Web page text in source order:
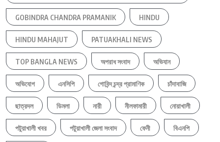
GOBINDRA CHANDRA PRAMANIK HINDU
HINDU MAHAJUT PATUAKHALI NEWS
TOP BANGLA NEWS অপরাধ সংবাদ অভিযান
অভিযোগ এনসিপি গোবিন্দ চন্দ্র প্রামাণিক চাঁদাবাজি
ছাত্রদল ডিমলা নারী নীলফামারী নোয়াখালী
পটুয়াখালী খবর পটুয়াখালী জেলা সংবাদ ফেনী বিএনপি